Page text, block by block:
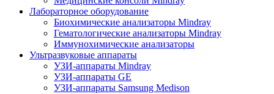
Лабораторное оборудование
Биохимические анализаторы Mindray
Гематологические анализаторы Mindray
Иммунохимические анализаторы
Ультразвуковые аппараты
УЗИ-аппараты Mindray
УЗИ-аппараты GE
УЗИ-аппараты Samsung Medison